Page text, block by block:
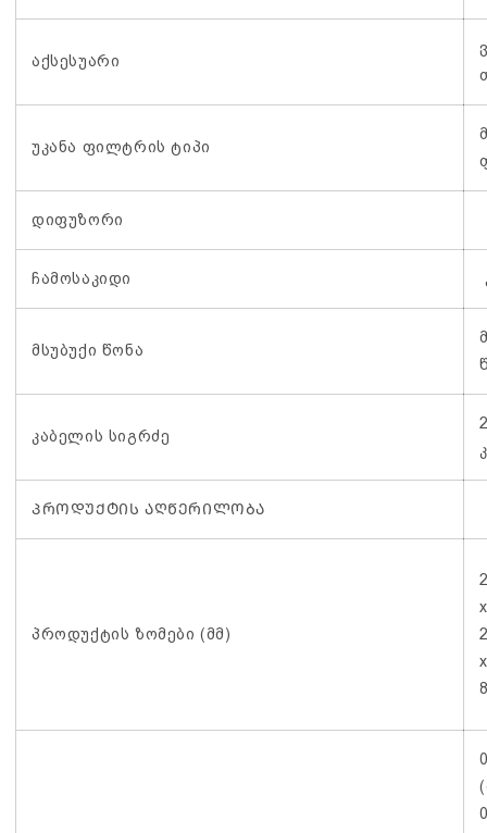
აქსესუარი
უკანა ფილტრის ტიპი
დიფუზორი
ჩამოსაკიდი
მსუბუქი წონა
კაბელის სიგრძე
ᲞᲠᲝᲓᲣᲥᲢᲘᲡ ᲐᲦᲬᲔᲠᲘᲚᲝᲑᲐ
პროდუქტის ზომები (მმ)
x
x